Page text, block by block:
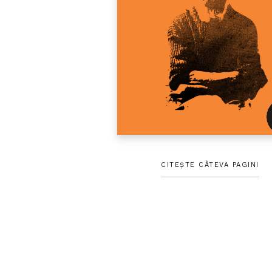
CITEȘTE CÂTEVA PAGINI